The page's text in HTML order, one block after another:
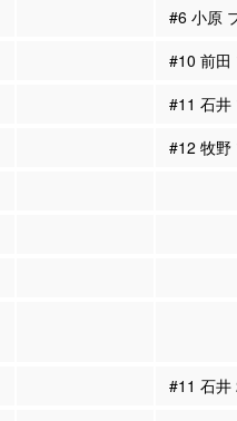
#6 小原
#10 前田
#11 石井
#12 牧野
#11 石井